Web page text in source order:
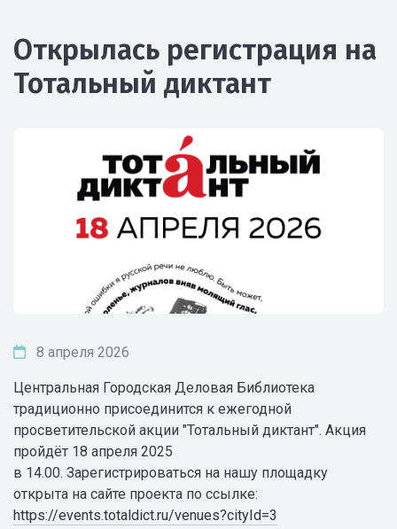
Открылась регистрация на
Тотальный диктант
8 апреля 2026
Центральная Городская Деловая Библиотека
традиционно присоединится к ежегодной
просветительской акции "Тотальный диктант". Акция
пройдёт 18 апреля 2025
в 14.00. Зарегистрироваться на нашу площадку
открыта на сайте проекта по ссылке:
https://events.totaldict.ru/venues?cityId=3